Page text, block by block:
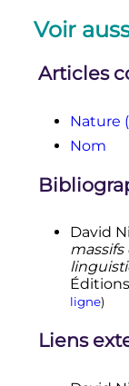
Voir
Articles
Nature
Nom
David
ligne)
Liens